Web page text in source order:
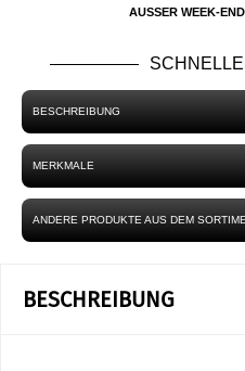
AUSSER WEEK-
BESCHREIBUNG
MERKMALE
ANDERE PRODUKTE AUS DEM
BESCHREIBUNG